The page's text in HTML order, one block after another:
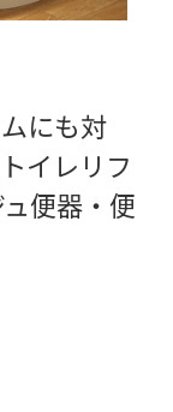
にも対
イレリフ
便器・便